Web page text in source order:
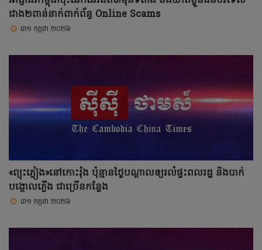
ជាង២ពាន់នាក់ពាក់ព័ន្ធ Online Scams
៣១ កក្កដា ២០២៦
«ព្យុះភ្លៀង»នៅកោះរ៉ុង ប៉ុន្មានថ្ងៃបណ្តាលឲ្យរលំផ្ទះពលរដ្ឋ និងបាក់
បង្គោលភ្លើង ជាច្រើនកន្លែង
៣១ កក្កដា ២០២៦